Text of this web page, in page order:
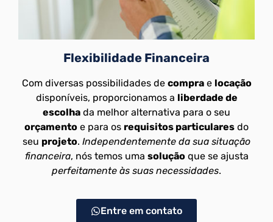
Flexibilidade Financeira
Com diversas possibilidades de comprae locação
disponíveis, proporcionamos a liberdade de
escolha da melhor alternativa para o seu
orçamento e para os requisitos particulares do
seu projeto. Independentemente da sua situação
financeira, nós temos uma soluçãoque se ajusta
perfeitamente às suas necessidades.
Entre em contato